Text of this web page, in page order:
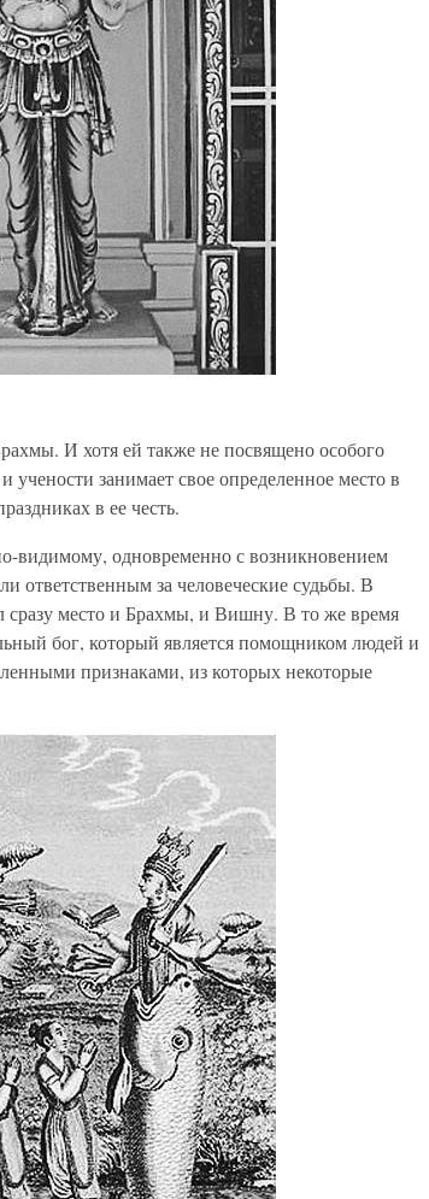
И хотя ей также не посвящено особого
учености занимает свое определенное место в
в ее честь.
видимому, одновременно с возникновением
ответственным за человеческие судьбы. В
сразу место и Брахмы, и Вишну. В то же время
бог, который является помощником людей и
признаками, из которых некоторые